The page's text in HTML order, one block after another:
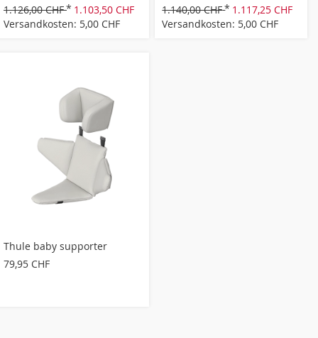
1.126,00 CHF
1.103,50 CHF
Versandkosten: 5,00 CHF
1.140,00 CHF
1.117,25 CHF
Versandkosten: 5,00 CHF
Thule baby supporter
79,95 CHF